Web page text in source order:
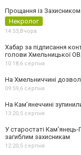
Прощання із
Некролог
14:53,Вчора
Хабар за підписання
голови Хмельницької
10:18,6 серпня
На Хмельниччині
09:59,6 серпня
На Камʼянеччині
13:20,5 серпня
У старостаті
загиблим захисникам
12:20,5 серпня